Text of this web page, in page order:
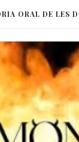
ORAL DE LES